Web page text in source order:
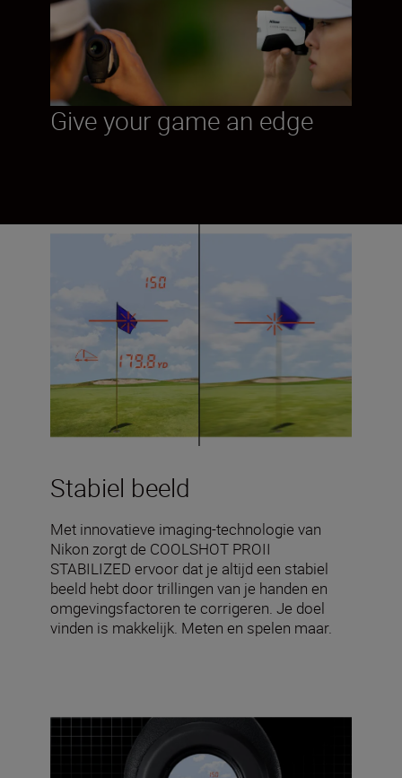
Give your game an edge
Stabiel beeld
Met innovatieve imaging-technologie van
Nikon zorgt de COOLSHOT PROII
STABILIZED ervoor dat je altijd een stabiel
beeld hebt door trillingen van je handen en
omgevingsfactoren te corrigeren. Je doel
vinden is makkelijk. Meten en spelen maar.